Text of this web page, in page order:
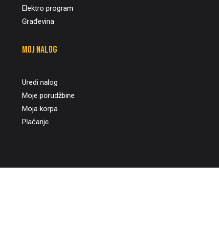
Elektro program
Građevina
Moj nalog
Uredi nalog
Moje porudžbine
Moja korpa
Plaćanje